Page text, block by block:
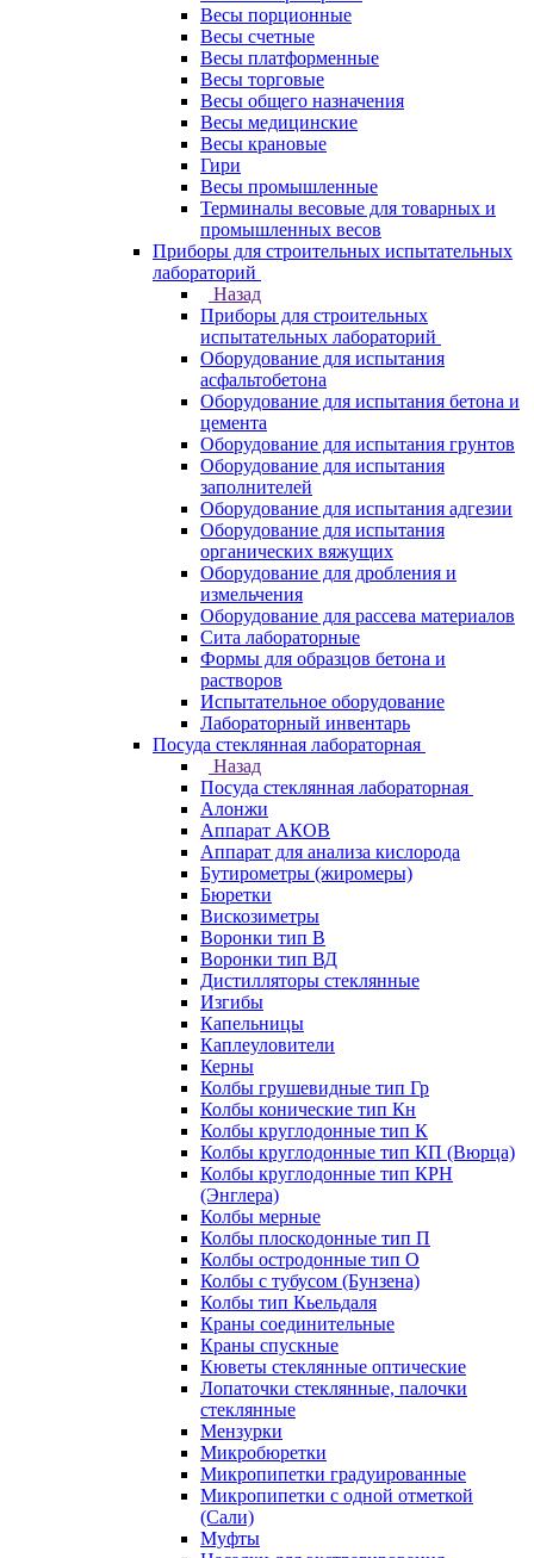
Весы порционные
Весы счетные
Весы платформенные
Весы торговые
Весы общего назначения
Весы медицинские
Весы крановые
Гири
Весы промышленные
Терминалы весовые для товарных и
промышленных весов
Приборы для строительных испытательных
лабораторий
Назад
Приборы для строительных
испытательных лабораторий
Оборудование для испытания
асфальтобетона
Оборудование для испытания бетона и
цемента
Оборудование для испытания грунтов
Оборудование для испытания
заполнителей
Оборудование для испытания адгезии
Оборудование для испытания
органических вяжущих
Оборудование для дробления и
измельчения
Оборудование для рассева материалов
Сита лабораторные
Формы для образцов бетона и
растворов
Испытательное оборудование
Лабораторный инвентарь
Посуда стеклянная лабораторная
Назад
Посуда стеклянная лабораторная
Алонжи
Аппарат АКОВ
Аппарат для анализа кислорода
Бутирометры (жиромеры)
Бюретки
Вискозиметры
Воронки тип В
Воронки тип ВД
Дистилляторы стеклянные
Изгибы
Капельницы
Каплеуловители
Керны
Колбы грушевидные тип Гр
Колбы конические тип Кн
Колбы круглодонные тип К
Колбы круглодонные тип КП (Вюрца)
Колбы круглодонные тип КРН
(Энглера)
Колбы мерные
Колбы плоскодонные тип П
Колбы остродонные тип О
Колбы с тубусом (Бунзена)
Колбы тип Кьельдаля
Краны соединительные
Краны спускные
Кюветы стеклянные оптические
Лопаточки стеклянные, палочки
стеклянные
Мензурки
Микробюретки
Микропипетки градуированные
Микропипетки с одной отметкой
(Сали)
Муфты